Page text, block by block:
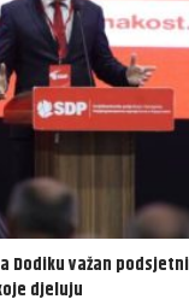
Dodiku važan
djeluju